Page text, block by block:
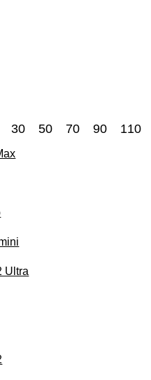
30 50 70 90 110
Ultra